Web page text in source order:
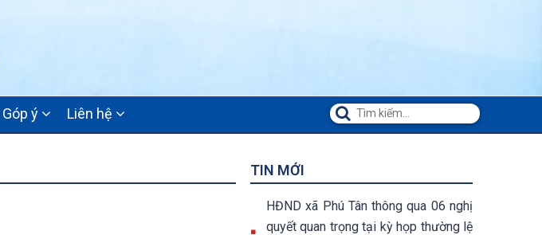
Góp ý Liên hệ
TIN MỚI
HĐND xã Phú Tân thông qua 06 nghị
quyết quan trọng tại kỳ họp thường lệ